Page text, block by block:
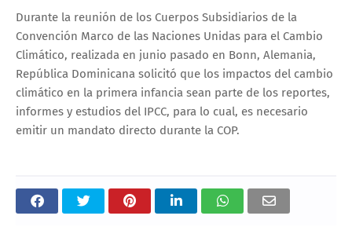
Durante la reunión de los Cuerpos Subsidiarios de la
Convención Marco de las Naciones Unidas para el Cambio
Climático, realizada en junio pasado en Bonn, Alemania,
República Dominicana solicitó que los impactos del cambio
climático en la primera infancia sean parte de los reportes,
informes y estudios del IPCC, para lo cual, es necesario
emitir un mandato directo durante la COP.